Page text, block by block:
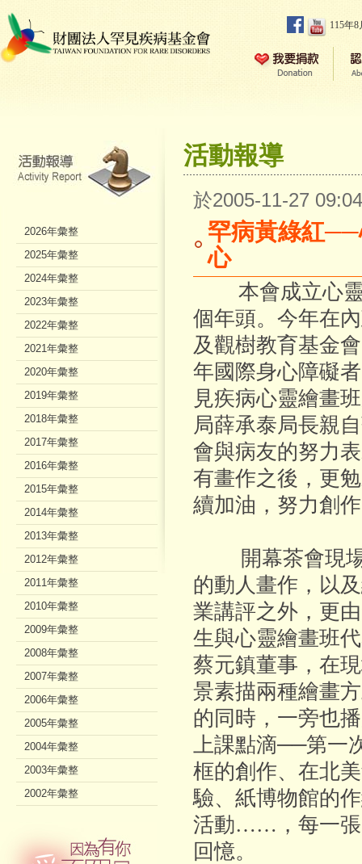
115年
活動報導
於2005-11-27
罕病黃綠紅
心
本會成立心靈
個年頭。今年在
及觀樹教育基金
年國際身心障礙
見疾病心靈繪畫
局薛承泰局長親
會與病友的努力
有畫作之後，更
續加油，努力創
開幕茶會現場
的動人畫作，以
業講評之外，更
生與心靈繪畫班
蔡元鎮董事，在
景素描兩種繪畫
的同時，一旁也
上課點滴──第一
框的創作、在北
驗、紙博物館的
活動……，每一張
回憶。
2026年彙整
2025年彙整
2024年彙整
2023年彙整
2022年彙整
2021年彙整
2020年彙整
2019年彙整
2018年彙整
2017年彙整
2016年彙整
2015年彙整
2014年彙整
2013年彙整
2012年彙整
2011年彙整
2010年彙整
2009年彙整
2008年彙整
2007年彙整
2006年彙整
2005年彙整
2004年彙整
2003年彙整
2002年彙整